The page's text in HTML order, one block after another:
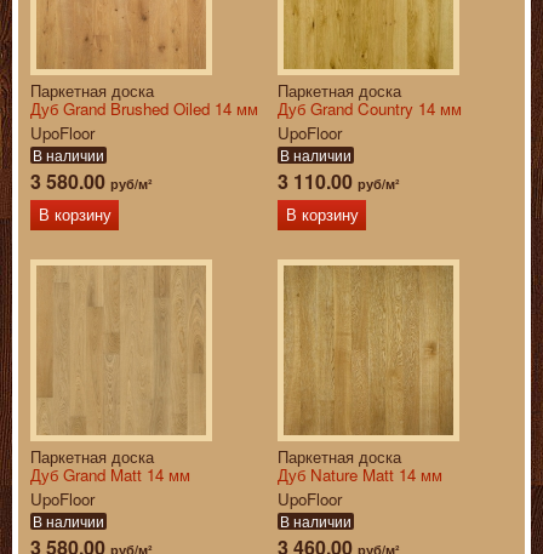
Паркетная доска
Дуб Grand Brushed Oiled 14 мм
UpoFloor
В наличии
3 580.00 руб/м²
В корзину
Паркетная доска
Дуб Grand Country 14 мм
UpoFloor
В наличии
3 110.00 руб/м²
В корзину
Паркетная доска
Дуб Grand Matt 14 мм
UpoFloor
В наличии
3 580.00 руб/м²
Паркетная доска
Дуб Nature Matt 14 мм
UpoFloor
В наличии
3 460.00 руб/м²